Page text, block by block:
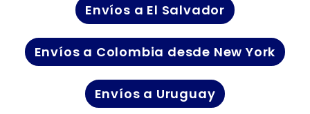
Envíos a El Salvador
Envíos a Colombia desde New York
Envíos a Uruguay